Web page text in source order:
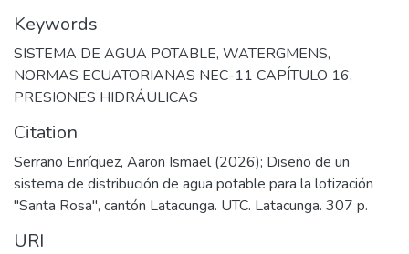
Keywords
SISTEMA DE AGUA POTABLE, WATERGMENS,
NORMAS ECUATORIANAS NEC-11 CAPÍTULO 16,
PRESIONES HIDRÁULICAS
Citation
Serrano Enríquez, Aaron Ismael (2026); Diseño de un
sistema de distribución de agua potable para la lotización
"Santa Rosa", cantón Latacunga. UTC. Latacunga. 307 p.
URI